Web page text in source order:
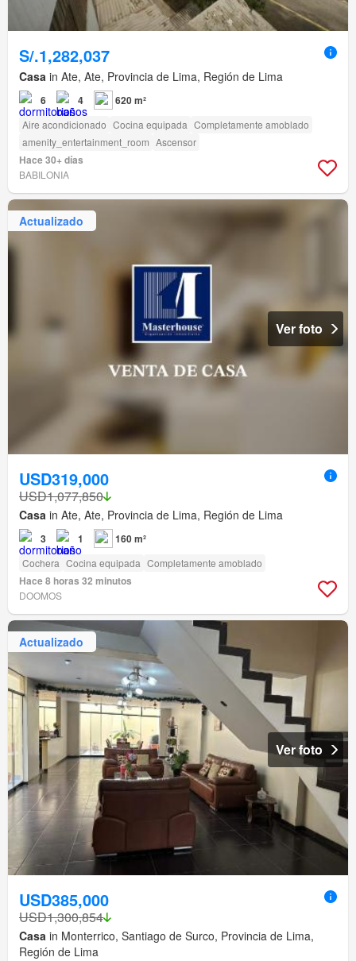
S/.1,282,037
Casa in Ate, Ate, Provincia de Lima, Región de Lima
6 4 620 m²
Aire acondicionado Cocina equipada Completamente amoblado
amenity_entertainment_room Ascensor
Hace 30+ días
BABILONIA
Actualizado
Ver foto
USD319,000
USD1,077,850
Casa in Ate, Ate, Provincia de Lima, Región de Lima
3 1 160 m²
Cochera Cocina equipada Completamente amoblado
Hace 8 horas 32 minutos
DOOMOS
Actualizado
Ver foto
USD385,000
USD1,300,854
Casa in Monterrico, Santiago de Surco, Provincia de Lima,
Región de Lima